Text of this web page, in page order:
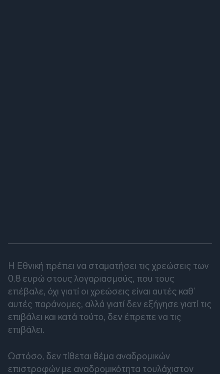
Η Εθνική πρέπει να σταματήσει τις χρεώσεις των
0,8 ευρώ στους λογαριασμούς, που τους
επέβαλε, όχι γιατί οι χρεώσεις είναι αυτές καθ’
αυτές παράνομες, αλλά γιατί δεν εξήγησε γιατί τις
επιβάλει και κατά τούτο, δεν έπρεπε να τις
επιβάλει.
Ωστόσο, δεν τίθεται θέμα αναδρομικών
επιστροφών με αναδρομικότητα τουλάχιστον